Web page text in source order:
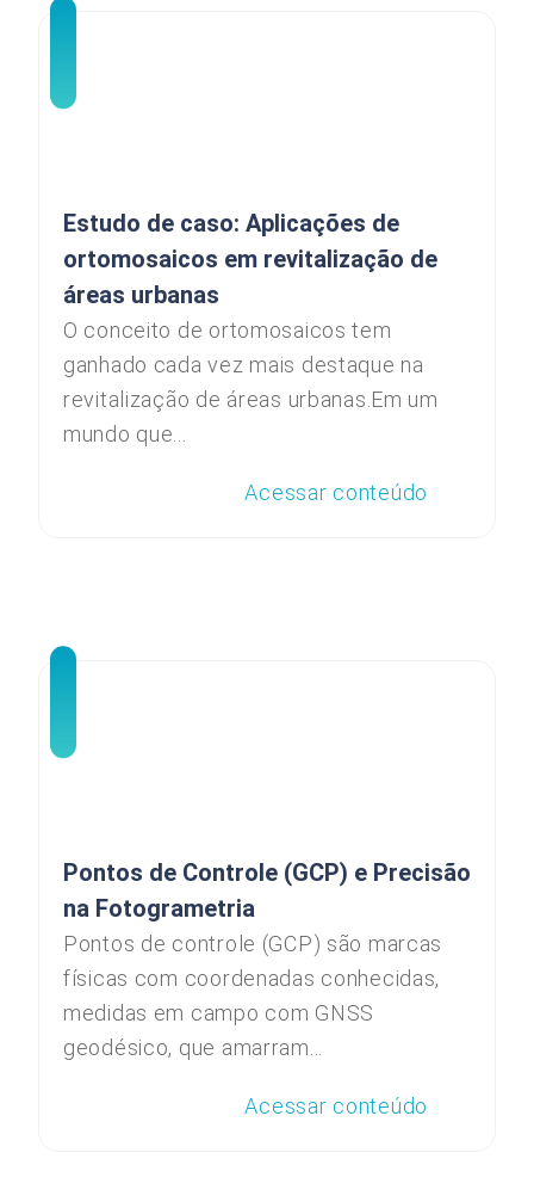
Estudo de caso: Aplicações de
ortomosaicos em revitalização de
áreas urbanas
O conceito de ortomosaicos tem
ganhado cada vez mais destaque na
revitalização de áreas urbanas.Em um
mundo que...
Acessar conteúdo
Pontos de Controle (GCP) e Precisão
na Fotogrametria
Pontos de controle (GCP) são marcas
físicas com coordenadas conhecidas,
medidas em campo com GNSS
geodésico, que amarram...
Acessar conteúdo